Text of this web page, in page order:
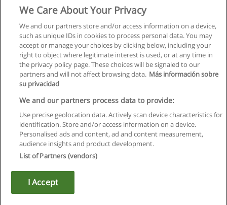
вида деятельности
Центральные курсы подготовки специалистов (ЦКПС)
+ информация по E-mail
Правила пользования
Конфиденциальность информации
Напишите Educaedu
Copyright © Educaedu Business S.L. - CIF : B-95610580: -
We Care About Your Privacy
We and our partners store and/or access information on a device,
such as unique IDs in cookies to process personal data. You may
accept or manage your choices by clicking below, including your
right to object where legitimate interest is used, or at any time in
the privacy policy page. These choices will be signaled to our
partners and will not affect browsing data. Más información sobre
su privacidad
We and our partners process data to provide:
Use precise geolocation data. Actively scan device characteristics for
identification. Store and/or access information on a device.
Personalised ads and content, ad and content measurement,
audience insights and product development.
List of Partners (vendors)
I Accept